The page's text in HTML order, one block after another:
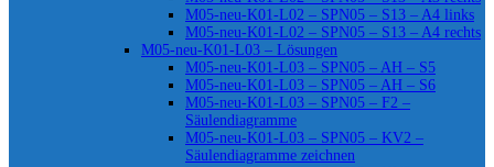
M05-neu-K01-L02 – SPN05 – S13 – A4 links
M05-neu-K01-L02 – SPN05 – S13 – A4 rechts
M05-neu-K01-L03 – Lösungen
M05-neu-K01-L03 – SPN05 – AH – S5
M05-neu-K01-L03 – SPN05 – AH – S6
M05-neu-K01-L03 – SPN05 – F2 –
Säulendiagramme
M05-neu-K01-L03 – SPN05 – KV2 –
Säulendiagramme zeichnen